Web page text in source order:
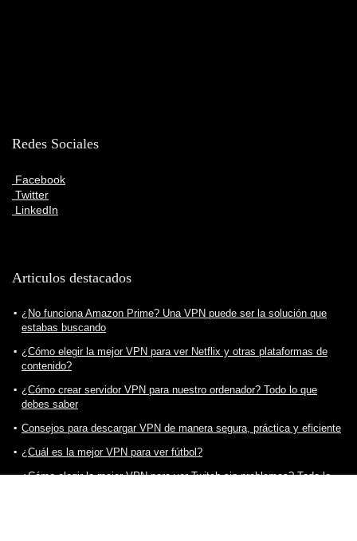
Redes Sociales
Facebook
Twitter
LinkedIn
Articulos destacados
¿No funciona Amazon Prime? Una VPN puede ser la solución que
estabas buscando
¿Cómo elegir la mejor VPN para ver Netflix y otras plataformas de
contenido?
¿Cómo crear servidor VPN para nuestro ordenador? Todo lo que
debes saber
Consejos para descargar VPN de manera segura, práctica y eficiente
¿Cuál es la mejor VPN para ver fútbol?
¿Cómo elegir la mejor VPN para ver Twitch sin problemas? Todo lo